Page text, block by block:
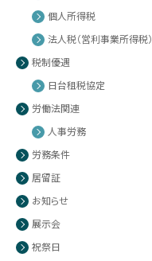
個人所得税
法人税（営利事業所得税）
税制優遇
日台租税協定
労働法関連
人事労務
労務条件
居留証
お知らせ
展示会
祝祭日